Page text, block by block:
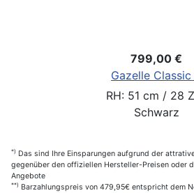
799,00 €
Gazelle Classic
RH: 51 cm / 28
Schwarz
*) Das sind Ihre Einsparungen aufgrund der
gegenüber den offiziellen Hersteller-Preisen oder
Angebote
**) Barzahlungspreis von 479,95€ entspricht dem